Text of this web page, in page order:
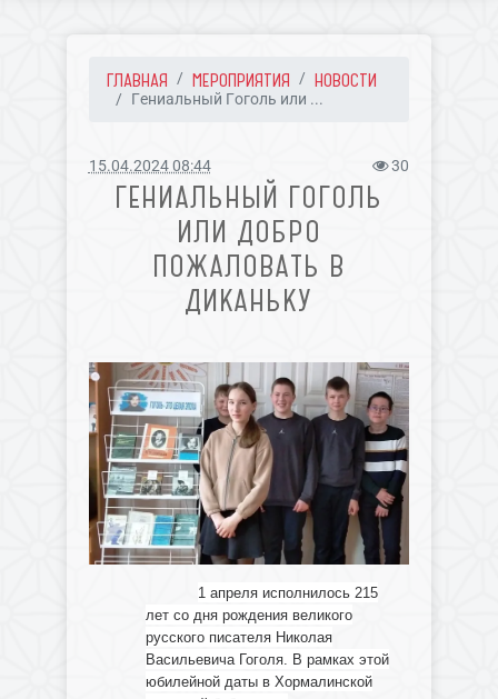
ГЛАВНАЯ МЕРОПРИЯТИЯ НОВОСТИ
Гениальный Гоголь или ...
15.04.2024 08:44 30
ГЕНИАЛЬНЫЙ ГОГОЛЬ
ИЛИ ДОБРО
ПОЖАЛОВАТЬ В
ДИКАНЬКУ
1 апреля исполнилось 215
лет со дня рождения великого
русского писателя Николая
Васильевича Гоголя. В рамках этой
юбилейной даты в Хормалинской